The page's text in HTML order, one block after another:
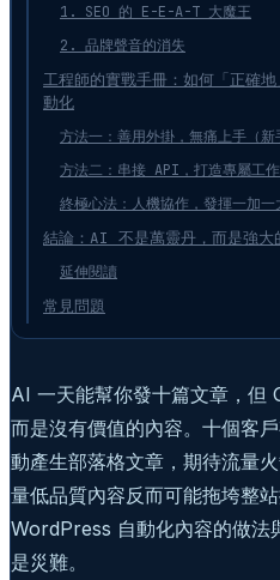
1. SEO 的 E-E-A-T 大魔王
2. 品牌聲音的消失
工程師的實戰手冊：如何「正
動化
方法一：善用外掛，無痛上手（新
方法二：串接 API，打造專屬工作
終極心法：人機協作，發揮一加一
結論：AI 不是萬靈丹，而是強大
延伸閱讀
常見問題
AI 一天能幫你發十篇文章，但
而是沒有價值的內容。十個客
動產生部落格文章，期待流量
量低品質內容反而可能拖垮整
WordPress 自動化內容的做法
是災難。